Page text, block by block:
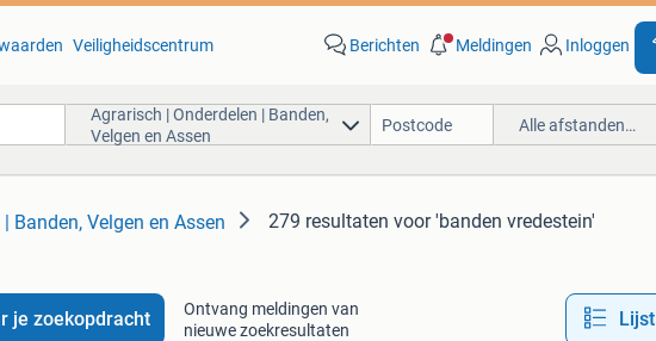
Veiligheidscentrum Berichten Meldingen Inloggen
Agrarisch | Onderdelen | Banden,
Velgen en Assen
Alle afstanden…
Banden, Velgen en Assen 279 resultaten voor 'banden vredestein'
je zoekopdracht
Ontvang meldingen van
nieuwe zoekresultaten
Lijst